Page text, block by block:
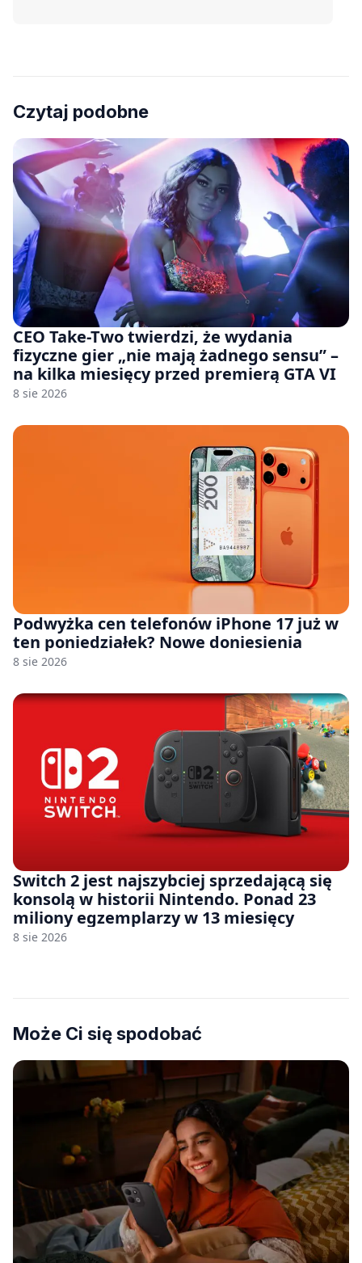
Czytaj podobne
CEO Take-Two twierdzi, że wydania
fizyczne gier „nie mają żadnego sensu” –
na kilka miesięcy przed premierą GTA VI
8 sie 2026
Podwyżka cen telefonów iPhone 17 już w
ten poniedziałek? Nowe doniesienia
8 sie 2026
Switch 2 jest najszybciej sprzedającą się
konsolą w historii Nintendo. Ponad 23
miliony egzemplarzy w 13 miesięcy
8 sie 2026
Może Ci się spodobać